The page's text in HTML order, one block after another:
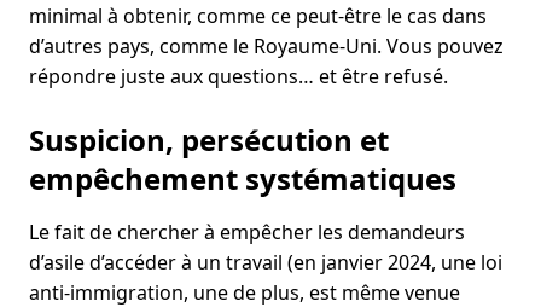
minimal à obtenir, comme ce peut-être le cas dans
d’autres pays, comme le Royaume-Uni. Vous pouvez
répondre juste aux questions… et être refusé.
Suspicion, persécution et
empêchement systématiques
Le fait de chercher à empêcher les demandeurs
d’asile d’accéder à un travail (en janvier 2024, une loi
anti-immigration, une de plus, est même venue